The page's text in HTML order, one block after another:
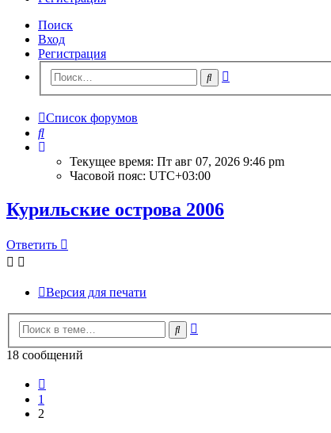
Поиск
Вход
Регистрация
Поиск
Список форумов
Поиск
Текущее время: Пт авг 07, 2026 9:46 pm
Часовой пояс: UTC+03:00
Курильские острова 2006
Ответить
Версия для печати
Поиск
18 сообщений
1
2